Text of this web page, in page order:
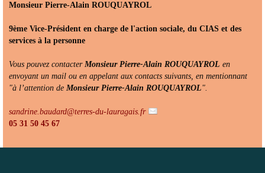
Monsieur Pierre-Alain ROUQUAYROL
9ème Vice-Président en charge de l'action sociale, du CIAS et des
services à la personne
Vous pouvez contacter Monsieur Pierre-Alain ROUQUAYROL en
envoyant un mail ou en appelant aux contacts suivants, en mentionnant
"à l’attention de Monsieur Pierre-Alain ROUQUAYROL".
sandrine.baudard@terres-du-lauragais.fr
05 31 50 45 67